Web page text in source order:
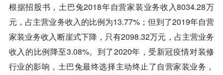
根据招股书，土巴兔2018年自营家装业务收入8034.28万
元，占主营业务收入的比例为13.77%；但到了2019年自营
家装业务收入断崖式下降，只有2098.32万元，占主营业务
收入的比例降至3.08%。到了2020年，受新冠疫情对装修
行业的影响，土巴兔最终选择主动终止了自营家装业务，